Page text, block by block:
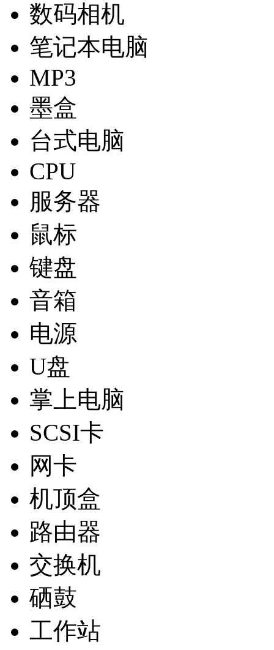
数码相机
笔记本电脑
MP3
墨盒
台式电脑
CPU
服务器
鼠标
键盘
音箱
电源
U盘
掌上电脑
SCSI卡
网卡
机顶盒
路由器
交换机
硒鼓
工作站